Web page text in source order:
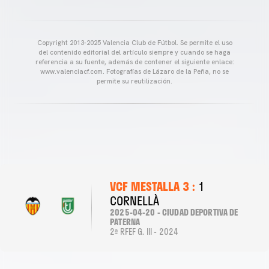
Copyright 2013-2025 Valencia Club de Fútbol. Se permite el uso
del contenido editorial del artículo siempre y cuando se haga
referencia a su fuente, además de contener el siguiente enlace:
www.valenciacf.com. Fotografías de Lázaro de la Peña, no se
permite su reutilización.
VCF MESTALLA 3 : 1
CORNELLÀ
2025-04-20 - CIUDAD DEPORTIVA DE
PATERNA
2ª RFEF G. III - 2024